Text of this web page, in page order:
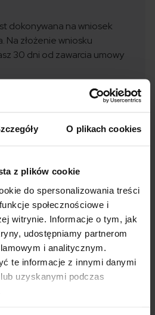
O plikach cookies
z plików cookie
do spersonalizowania treści
społecznościowe i
witrynie. Informacje o tym, jak
udostępniamy partnerom
i analitycznym.
te informacje z innymi danymi
uzyskanymi podczas
dokonywana na wniosek
Na złożenie wniosku
30 dni od zawarcia umowy
z Niemiec kosztuje
klasyczne blachy i
17 złotych, a
– 1000 złotych.
badanie techniczne, stała
dokumentów do urzędu
przysięgłego.